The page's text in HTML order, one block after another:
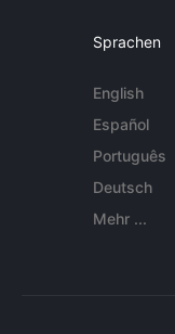
Sprachen
English
Español
Português
Deutsch
Mehr ...